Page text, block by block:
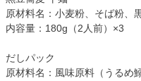
原材料名：小麦粉、そば粉、
内容量：180g（2人前）×3
だしパック
原材料名：風味原料（うるめ